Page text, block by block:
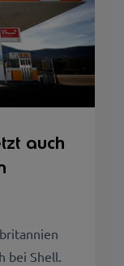
auch
bei Shell.